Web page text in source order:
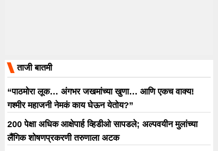
ताजी बातमी
“पाठमोरा लूक… अंगभर जखमांच्या खुणा… आणि एकच वाक्य!
गश्मीर महाजनी नेमकं काय घेऊन येतोय?”
200 पेक्षा अधिक आक्षेपार्ह व्हिडीओ सापडले; अल्पवयीन मुलांच्या
लैंगिक शोषणप्रकरणी तरुणाला अटक